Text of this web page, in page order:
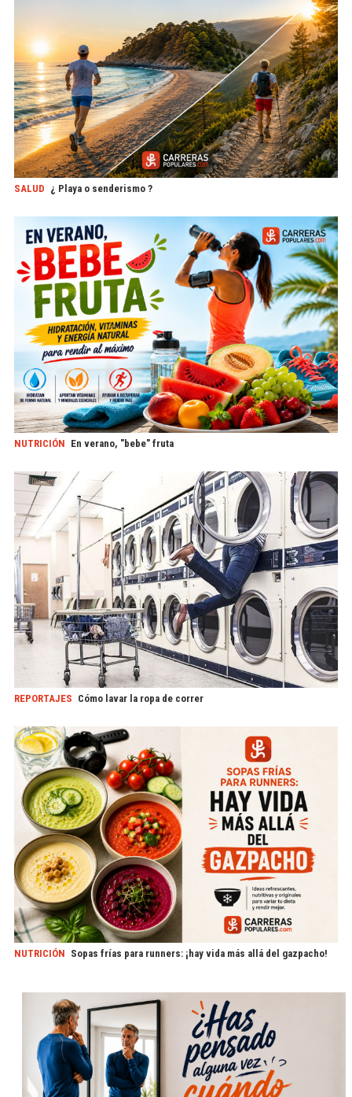
SALUD ¿ Playa o senderismo ?
NUTRICIÓN En verano, "bebe" fruta
REPORTAJES Cómo lavar la ropa de correr
NUTRICIÓN Sopas frías para runners: ¡hay vida más allá del gazpacho!